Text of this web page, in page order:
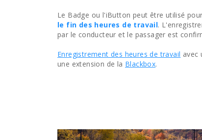
Le Badge ou l'iButton peut être utilisé
le fin des heures de travail.
par le conducteur et le passager est
Enregistrement des heures de travail avec
une extension de la Blackbox.